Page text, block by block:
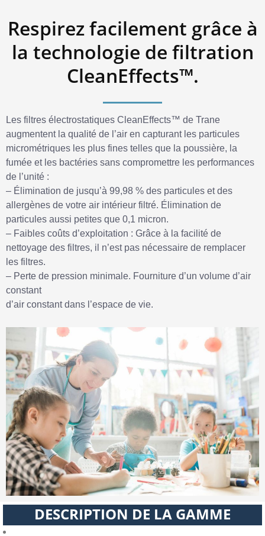
Respirez facilement grâce à
la technologie de filtration
CleanEffects™.
Les filtres électrostatiques CleanEffects™ de Trane
augmentent la qualité de l’air en capturant les particules
micrométriques les plus fines telles que la poussière, la
fumée et les bactéries sans compromettre les performances
de l’unité :
– Élimination de jusqu’à 99,98 % des particules et des
allergènes de votre air intérieur filtré. Élimination de
particules aussi petites que 0,1 micron.
– Faibles coûts d’exploitation : Grâce à la facilité de
nettoyage des filtres, il n’est pas nécessaire de remplacer
les filtres.
– Perte de pression minimale. Fourniture d’un volume d’air
constant
d’air constant dans l’espace de vie.
DESCRIPTION DE LA GAMME